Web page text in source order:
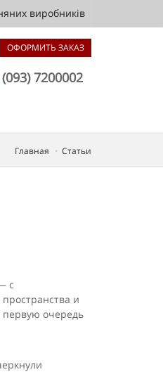
виробників
ОФОРМИТЬ ЗАКАЗ
(093) 7200002
Главная Статьи
с
и
первую очередь